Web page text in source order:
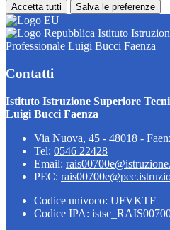
Accetta tutti Salva le preferenze
Istituto
Professionale Luigi Bucci Faenza
Contatti
Istituto Istruzione Superiore
Luigi Bucci Faenza
Via Nuova, 45 - 48018 -
Tel: 0546 22428
Email:
PEC:
Codice univoco: UFVKTF
Codice IPA: